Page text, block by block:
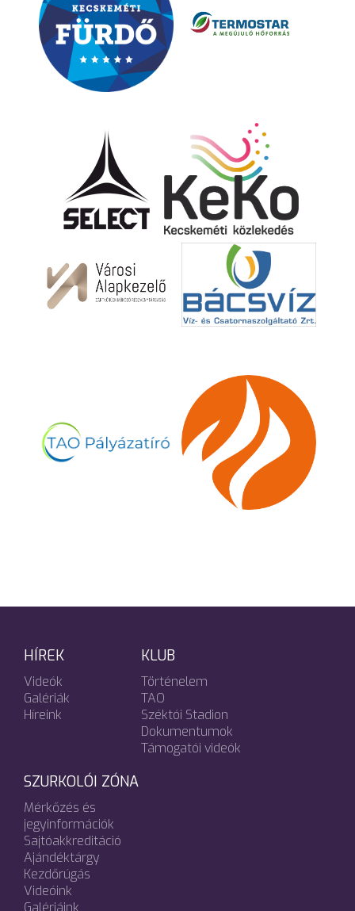
HÍREK
Videók
Galériák
Híreink
KLUB
Történelem
TAO
Széktói Stadion
Dokumentumok
Támogatói videók
SZURKOLÓI ZÓNA
Mérkőzés és
jegyinformációk
Sajtóakkreditáció
Ajándéktárgy
Kezdőrúgás
Videóink
Galériáink